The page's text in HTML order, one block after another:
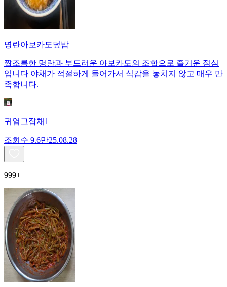
명란아보카도덮밥
짭조름한 명란과 부드러운 아보카도의 조합으로 즐거운 점심
입니다 야채가 적절하게 들어가서 식감을 놓치지 않고 매우 만
족합니다.
귀염그잡채1
조회수 9.6만25.08.28
999+